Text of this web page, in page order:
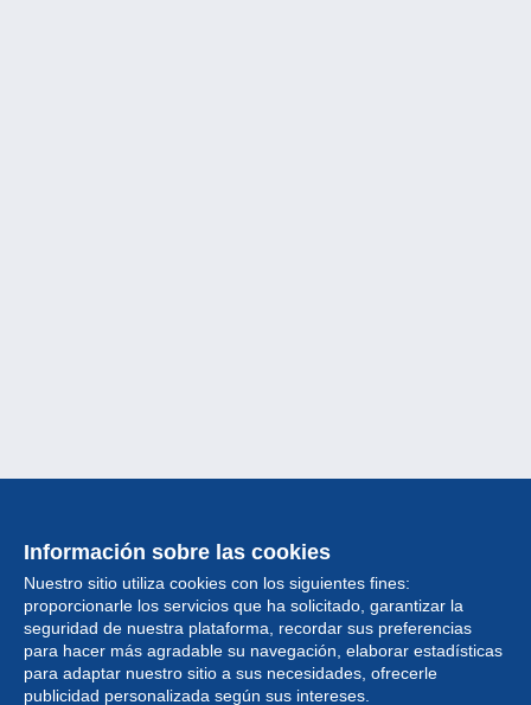
Información sobre las cookies
Nuestro sitio utiliza cookies con los siguientes fines:
proporcionarle los servicios que ha solicitado, garantizar la
seguridad de nuestra plataforma, recordar sus preferencias
para hacer más agradable su navegación, elaborar estadísticas
para adaptar nuestro sitio a sus necesidades, ofrecerle
publicidad personalizada según sus intereses.
Colección